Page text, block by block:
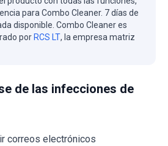
para Combo Cleaner. 7 días de
disponible. Combo Cleaner es
por RCS LT, la empresa matriz
de las infecciones de
correos electrónicos